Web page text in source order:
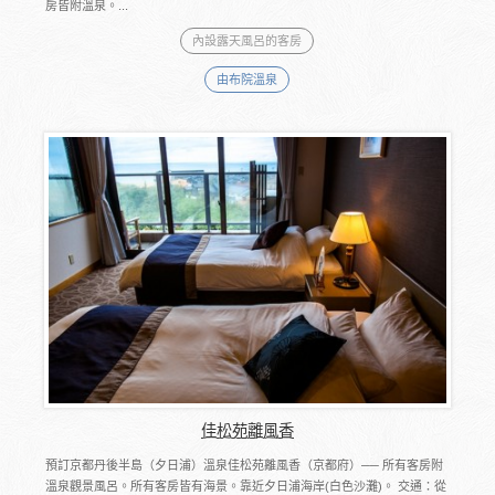
房皆附溫泉。...
內設露天風呂的客房
由布院溫泉
佳松苑離風香
預訂京都丹後半島（夕日浦）溫泉佳松苑離風香（京都府）── 所有客房附
溫泉觀景風呂。所有客房皆有海景。靠近夕日浦海岸(白色沙灘)。 交通：從